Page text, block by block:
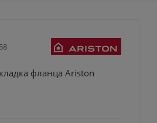
фланца Ariston